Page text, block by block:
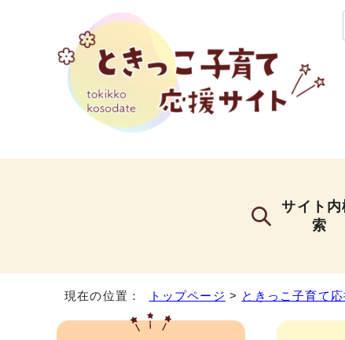
サイト内
索
現在の位置： トップページ > ときっこ子育て応